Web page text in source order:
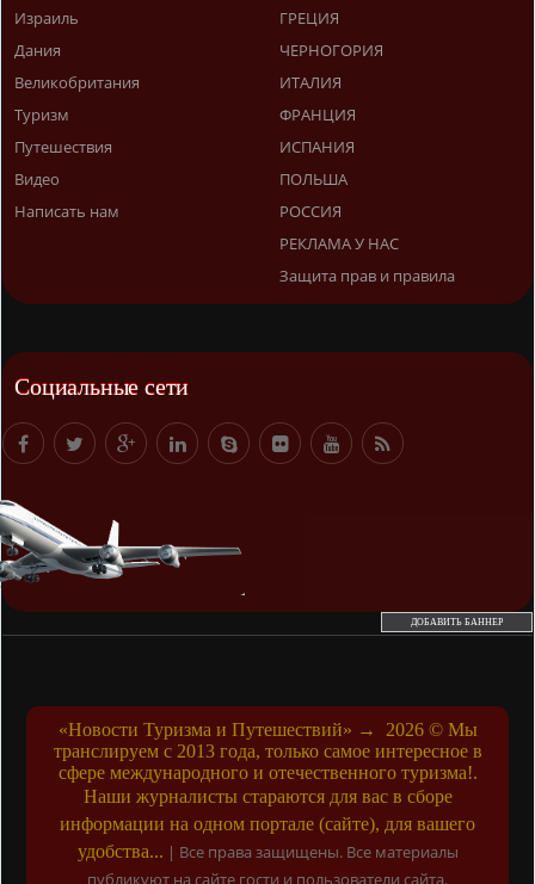
Израиль
Дания
Великобритания
Туризм
Путешествия
Видео
Написать нам
ГРЕЦИЯ
ЧЕРНОГОРИЯ
ИТАЛИЯ
ФРАНЦИЯ
ИСПАНИЯ
ПОЛЬША
РОССИЯ
РЕКЛАМА У НАС
Защита прав и правила
Социальные сети
ДОБАВИТЬ БАННЕР
«Новости Туризма и Путешествий» → 2026© Мы
транслируем с 2013 года, только самое интересное в
сфере международного и отечественного туризма!.
Наши журналисты стараются для вас в сборе
информации на одном портале (сайте), для вашего
удобства... | Все права защищены. Все материалы